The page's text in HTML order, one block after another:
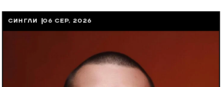
СИНГЛИ 06 СЕР, 2026